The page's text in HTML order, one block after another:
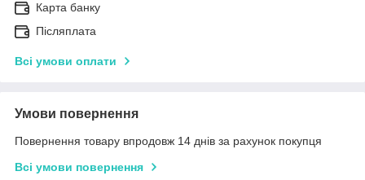
Карта банку
Післяплата
Всі умови оплати
Умови повернення
Повернення товару впродовж 14 днів за рахунок покупця
Всі умови повернення